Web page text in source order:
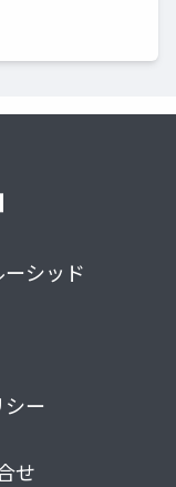
シッド
ー
せ